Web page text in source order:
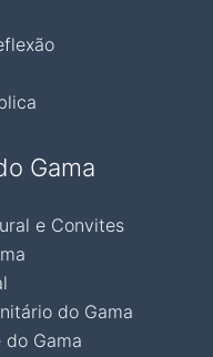
Gama
e Convites
do Gama
do Gama